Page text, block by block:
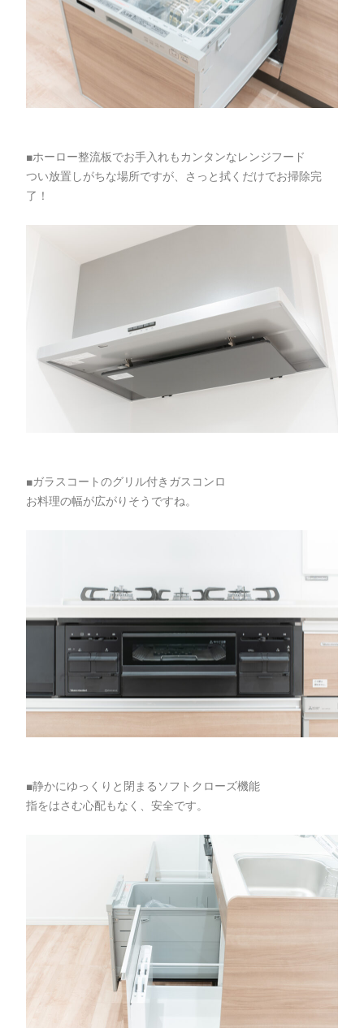
■ホーロー整流板でお手入れもカンタンなレンジフード
つい放置しがちな場所ですが、さっと拭くだけでお掃除完
了！
■ガラスコートのグリル付きガスコンロ
お料理の幅が広がりそうですね。
■静かにゆっくりと閉まるソフトクローズ機能
指をはさむ心配もなく、安全です。